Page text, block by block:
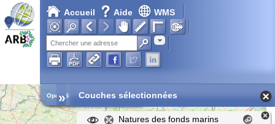
Accueil Aide WMS
Adresse
Chargement en cours...
Open Street Map
» Couches sélectionnées
Natures des fonds marins